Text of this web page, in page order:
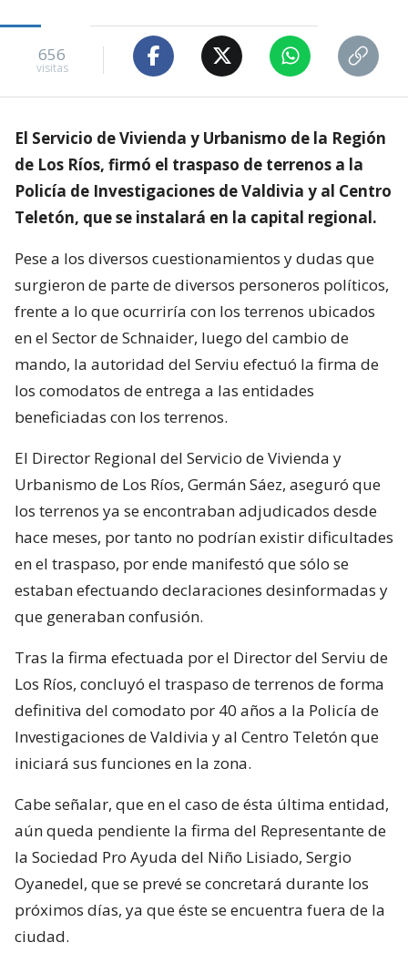
656
visitas
El Servicio de Vivienda y Urbanismo de la Región
de Los Ríos, firmó el traspaso de terrenos a la
Policía de Investigaciones de Valdivia y al Centro
Teletón, que se instalará en la capital regional.
Pese a los diversos cuestionamientos y dudas que
surgieron de parte de diversos personeros políticos,
frente a lo que ocurriría con los terrenos ubicados
en el Sector de Schnaider, luego del cambio de
mando, la autoridad del Serviu efectuó la firma de
los comodatos de entrega a las entidades
beneficiadas con los terrenos.
El Director Regional del Servicio de Vivienda y
Urbanismo de Los Ríos, Germán Sáez, aseguró que
los terrenos ya se encontraban adjudicados desde
hace meses, por tanto no podrían existir dificultades
en el traspaso, por ende manifestó que sólo se
estaban efectuando declaraciones desinformadas y
que generaban confusión.
Tras la firma efectuada por el Director del Serviu de
Los Ríos, concluyó el traspaso de terrenos de forma
definitiva del comodato por 40 años a la Policía de
Investigaciones de Valdivia y al Centro Teletón que
iniciará sus funciones en la zona.
Cabe señalar, que en el caso de ésta última entidad,
aún queda pendiente la firma del Representante de
la Sociedad Pro Ayuda del Niño Lisiado, Sergio
Oyanedel, que se prevé se concretará durante los
próximos días, ya que éste se encuentra fuera de la
ciudad.